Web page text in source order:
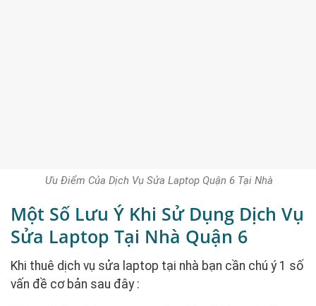
Ưu Điểm Của Dịch Vụ Sửa Laptop Quận 6 Tại Nhà
Một Số Lưu Ý Khi Sử Dụng Dịch Vụ
Sửa Laptop Tại Nhà Quận 6
Khi thuê dịch vụ sửa laptop tại nhà bạn cần chú ý 1 số
vấn đề cơ bản sau đây :